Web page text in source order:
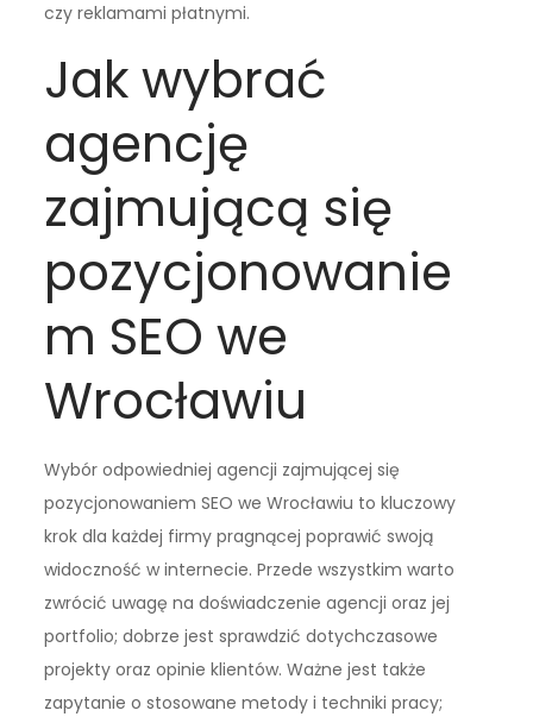
czy reklamami płatnymi.
Jak wybrać
agencję
zajmującą się
pozycjonowanie
m SEO we
Wrocławiu
Wybór odpowiedniej agencji zajmującej się
pozycjonowaniem SEO we Wrocławiu to kluczowy
krok dla każdej firmy pragnącej poprawić swoją
widoczność w internecie. Przede wszystkim warto
zwrócić uwagę na doświadczenie agencji oraz jej
portfolio; dobrze jest sprawdzić dotychczasowe
projekty oraz opinie klientów. Ważne jest także
zapytanie o stosowane metody i techniki pracy;